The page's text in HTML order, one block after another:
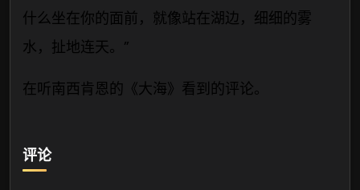
什么坐在你的面前，就像站在湖边，细细的雾
水，扯地连天。”
在听南西肯恩的《大海》看到的评论。
评论